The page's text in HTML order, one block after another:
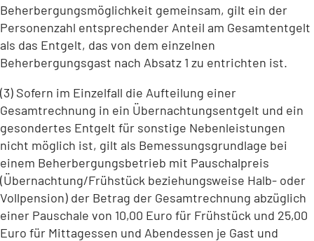
Beherbergungsmöglichkeit gemeinsam, gilt ein der
Personenzahl entsprechender Anteil am Gesamtentgelt
als das Entgelt, das von dem einzelnen
Beherbergungsgast nach Absatz 1 zu entrichten ist.
(3) Sofern im Einzelfall die Aufteilung einer
Gesamtrechnung in ein Übernachtungsentgelt und ein
gesondertes Entgelt für sonstige Nebenleistungen
nicht möglich ist, gilt als Bemessungsgrundlage bei
einem Beherbergungsbetrieb mit Pauschalpreis
(Übernachtung/Frühstück beziehungsweise Halb- oder
Vollpension) der Betrag der Gesamtrechnung abzüglich
einer Pauschale von 10,00 Euro für Frühstück und 25,00
Euro für Mittagessen und Abendessen je Gast und